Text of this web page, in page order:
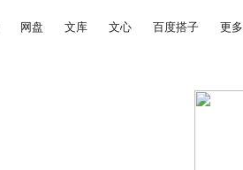
网盘 文库 文心 百度搭子 更多